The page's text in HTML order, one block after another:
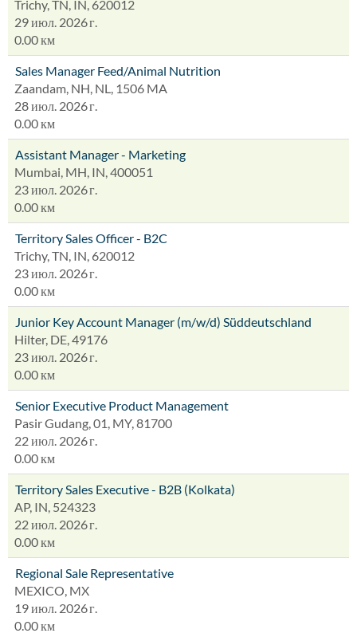
Trichy, TN, IN, 620012
29 июл. 2026 г.
0.00 км
Sales Manager Feed/Animal Nutrition
Zaandam, NH, NL, 1506 MA
28 июл. 2026 г.
0.00 км
Assistant Manager - Marketing
Mumbai, MH, IN, 400051
23 июл. 2026 г.
0.00 км
Territory Sales Officer - B2C
Trichy, TN, IN, 620012
23 июл. 2026 г.
0.00 км
Junior Key Account Manager (m/w/d) Süddeutschland
Hilter, DE, 49176
23 июл. 2026 г.
0.00 км
Senior Executive Product Management
Pasir Gudang, 01, MY, 81700
22 июл. 2026 г.
0.00 км
Territory Sales Executive - B2B (Kolkata)
AP, IN, 524323
22 июл. 2026 г.
0.00 км
Regional Sale Representative
MEXICO, MX
19 июл. 2026 г.
0.00 км